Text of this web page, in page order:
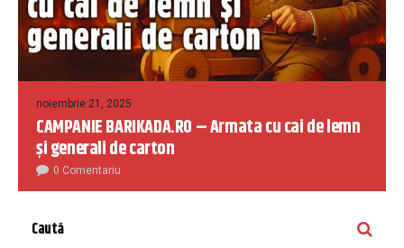
noiembrie 21, 2025
CAMPANIE BARIKADA.RO – Armata cu cai de lemn
și generali de carton
0 Comentariu